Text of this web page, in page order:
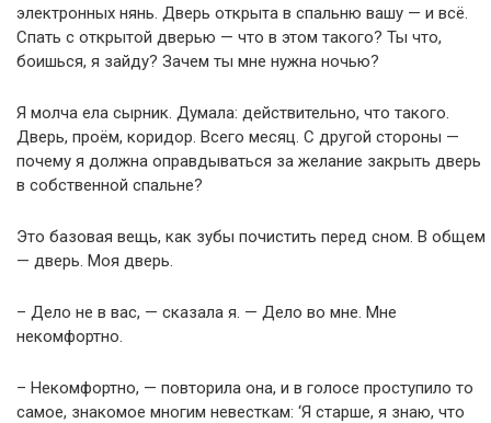
электронных нянь. Дверь открыта в спальню вашу — и всё.
Спать с открытой дверью — что в этом такого? Ты что,
боишься, я зайду? Зачем ты мне нужна ночью?
Я молча ела сырник. Думала: действительно, что такого.
Дверь, проём, коридор. Всего месяц. С другой стороны —
почему я должна оправдываться за желание закрыть дверь
в собственной спальне?
Это базовая вещь, как зубы почистить перед сном. В общем
— дверь. Моя дверь.
– Дело не в вас, — сказала я. — Дело во мне. Мне
некомфортно.
– Некомфортно, — повторила она, и в голосе проступило то
самое, знакомое многим невесткам: ‘Я старше, я знаю, что